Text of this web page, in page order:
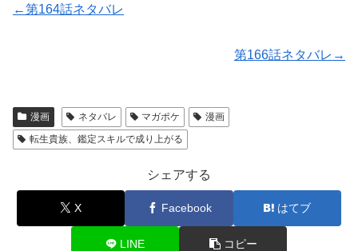
←第164話ネタバレ
第166話ネタバレ→
漫画 ネタバレ マガポケ
漫画
転生貴族、鑑定スキルで成り上がる
シェアする
X Facebook はてブ
LINE コピー